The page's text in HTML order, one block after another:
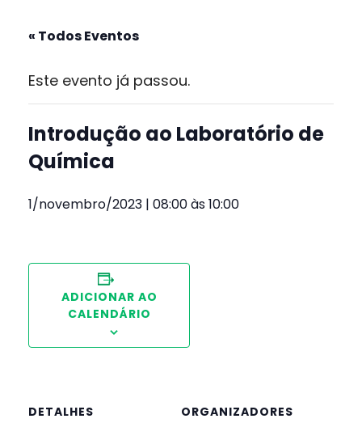
« Todos Eventos
Este evento já passou.
Introdução ao Laboratório de
Química
1/novembro/2023 | 08:00às10:00
ADICIONAR AO
CALENDÁRIO
DETALHES
ORGANIZADORES